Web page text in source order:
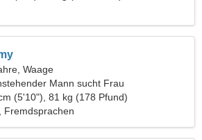
Waage
Mann sucht Frau
(5'10"), 81 kg (178 Pfund)
Fremdsprachen